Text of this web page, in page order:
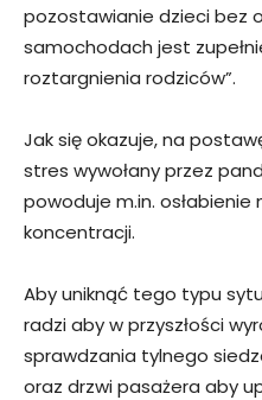
pozostawianie dzieci bez
samochodach jest
roztargnienia rodziców”.
Jak się okazuje, na
stres wywołany przez
powoduje m.in. osłabienie
koncentracji.
Aby uniknąć tego typu
radzi aby w przyszłości
sprawdzania tylnego
oraz drzwi pasażera aby